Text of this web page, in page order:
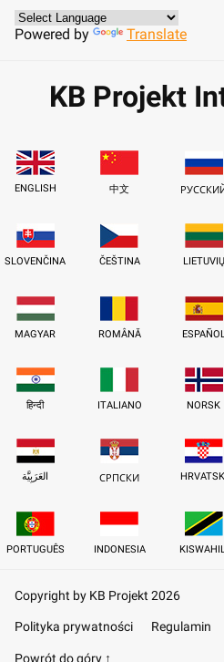
Powered by Translate
KB Projekt
ENGLISH 中文
SLOVENČINA ČEŠTINA LIETUVIŲ
MAGYAR ROMÂNĂ ESPAÑOL
हिन्दी ITALIANO NORSK
العَرَبِيَّة СРПСКИ
PORTUGUÊS INDONESIA
Copyright by KB Projekt 2026
Polityka prywatności Regulamin
Powrót do góry ↑